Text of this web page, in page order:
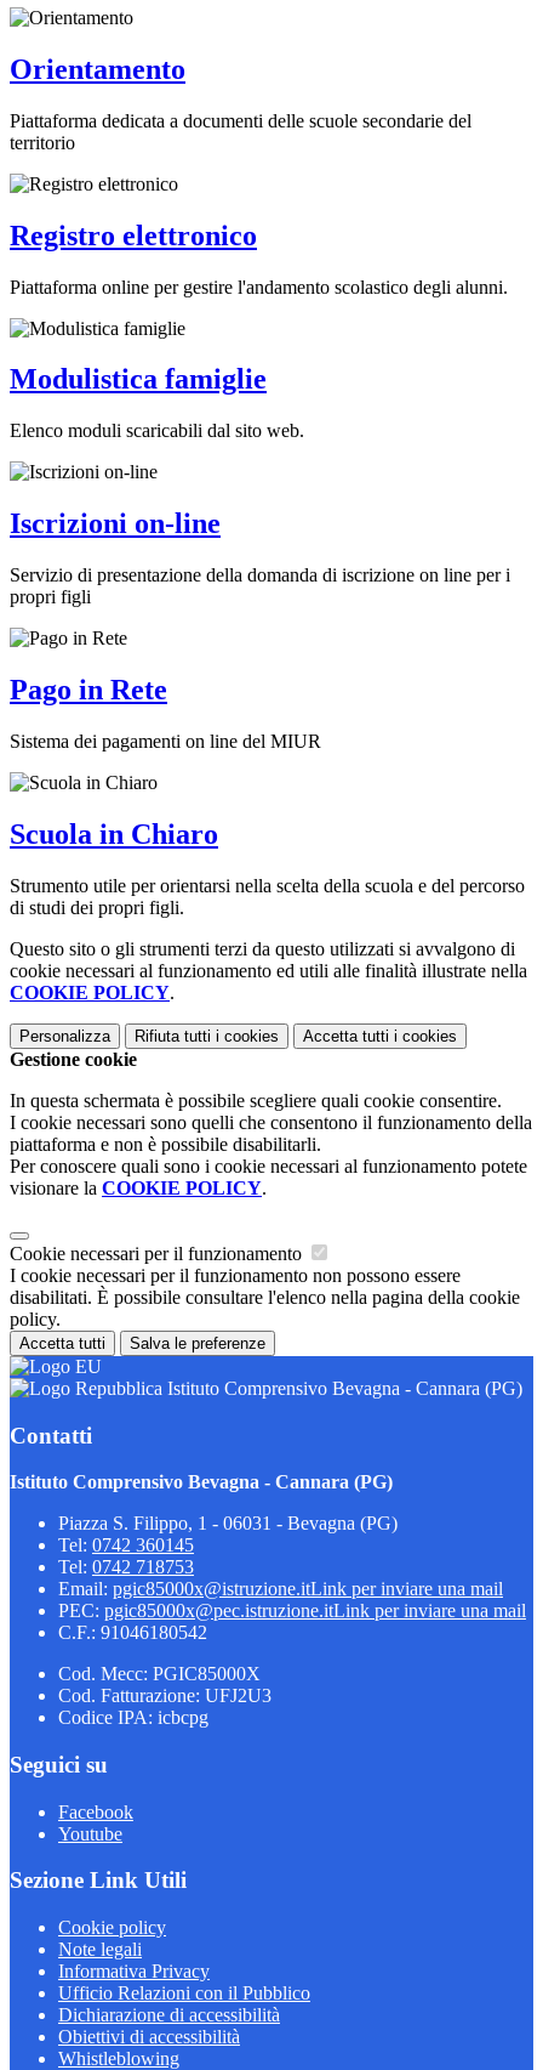
Orientamento
Piattaforma dedicata a documenti delle scuole secondarie del
territorio
Registro elettronico
Piattaforma online per gestire l'andamento scolastico degli alunni.
Modulistica famiglie
Elenco moduli scaricabili dal sito web.
Iscrizioni on-line
Servizio di presentazione della domanda di iscrizione on line per i
propri figli
Pago in Rete
Sistema dei pagamenti on line del MIUR
Scuola in Chiaro
Strumento utile per orientarsi nella scelta della scuola e del percorso
di studi dei propri figli.
Questo sito o gli strumenti terzi da questo utilizzati si avvalgono di
cookie necessari al funzionamento ed utili alle finalità illustrate nella
COOKIE POLICY.
Personalizza Rifiuta tutti i cookies Accetta tutti i cookies
Gestione cookie
In questa schermata è possibile scegliere quali cookie consentire.
I cookie necessari sono quelli che consentono il funzionamento della
piattaforma e non è possibile disabilitarli.
Per conoscere quali sono i cookie necessari al funzionamento potete
visionare la COOKIE POLICY.
Cookie necessari per il funzionamento
I cookie necessari per il funzionamento non possono essere
disabilitati. È possibile consultare l'elenco nella pagina della cookie
policy.
Accetta tutti Salva le preferenze
Istituto Comprensivo Bevagna - Cannara (PG)
Contatti
Istituto Comprensivo Bevagna - Cannara (PG)
Piazza S. Filippo, 1 - 06031 - Bevagna (PG)
Tel: 0742 360145
Tel: 0742 718753
Email: pgic85000x@istruzione.itLink per inviare una mail
PEC: pgic85000x@pec.istruzione.itLink per inviare una mail
C.F.: 91046180542
Cod. Mecc: PGIC85000X
Cod. Fatturazione: UFJ2U3
Codice IPA: icbcpg
Seguici su
Facebook
Youtube
Sezione Link Utili
Cookie policy
Note legali
Informativa Privacy
Ufficio Relazioni con il Pubblico
Dichiarazione di accessibilità
Obiettivi di accessibilità
Whistleblowing